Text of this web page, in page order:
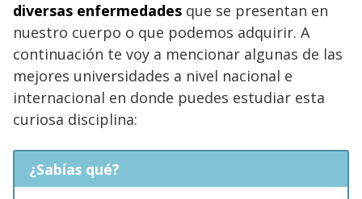
diversas enfermedades que se presentan en
nuestro cuerpo o que podemos adquirir. A
continuación te voy a mencionar algunas de las
mejores universidades a nivel nacional e
internacional en donde puedes estudiar esta
curiosa disciplina:
¿Sabías qué?